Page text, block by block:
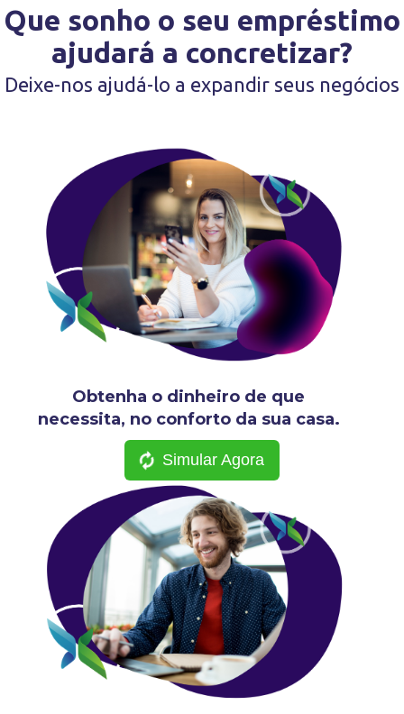
Que sonho o seu empréstimo
ajudará a concretizar?
Deixe-nos ajudá-lo a expandir seus negócios
Obtenha o dinheiro de que
necessita, no conforto da sua casa.
Simular Agora